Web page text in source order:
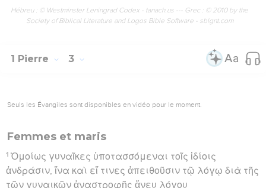
Hébreu : © Westminster Leningrad Codex - tanach.us --- Grec : © 2010 by the
Society of Biblical Literature and Logos Bible Software - sblgnt.com
1 Pierre 3
Seuls les Évangiles sont disponibles en vidéo pour le moment.
Femmes et maris
1 Ὁμοίως γυναῖκες ὑποτασσόμεναι τοῖς ἰδίοις
ἀνδράσιν, ἵνα καὶ εἴ τινες ἀπειθοῦσιν τῷ λόγῳ διὰ τῆς
τῶν γυναικῶν ἀναστροφῆς ἄνευ λόγου